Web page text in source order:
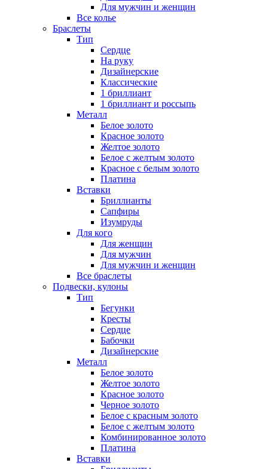
Для мужчин и женщин
Все колье
Браслеты
Тип
Сердце
На руку
Дизайнерские
Классические
1 бриллиант
1 бриллиант и россыпь
Металл
Белое золото
Красное золото
Желтое золото
Белое с желтым золото
Красное с белым золото
Платина
Вставки
Бриллианты
Сапфиры
Изумруды
Для кого
Для женщин
Для мужчин
Для мужчин и женщин
Все браслеты
Подвески, кулоны
Тип
Бегунки
Кресты
Сердце
Бабочки
Дизайнерские
Металл
Белое золото
Желтое золото
Красное золото
Черное золото
Белое с красным золото
Белое с желтым золото
Комбинированное золото
Платина
Вставки